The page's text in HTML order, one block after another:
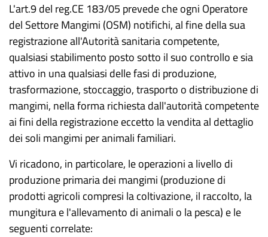
L'art.9 del reg.CE 183/05 prevede che ogni Operatore
del Settore Mangimi (OSM) notifichi, al fine della sua
registrazione all'Autorità sanitaria competente,
qualsiasi stabilimento posto sotto il suo controllo e sia
attivo in una qualsiasi delle fasi di produzione,
trasformazione, stoccaggio, trasporto o distribuzione di
mangimi, nella forma richiesta dall'autorità competente
ai fini della registrazione eccetto la vendita al dettaglio
dei soli mangimi per animali familiari.
Vi ricadono, in particolare, le operazioni a livello di
produzione primaria dei mangimi (produzione di
prodotti agricoli compresi la coltivazione, il raccolto, la
mungitura e l'allevamento di animali o la pesca) e le
seguenti correlate: